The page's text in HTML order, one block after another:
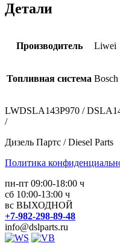
Детали
Производитель Liwei
Топливная система Bosch
LWDSLA143P970 /
/
Дизель Партс / Diesel Parts
Политика
пн-пт 09:00-18:00 ч
сб 10:00-13:00 ч
вс ВЫХОДНОЙ
+7-982-298-89-48
info@dslparts.ru